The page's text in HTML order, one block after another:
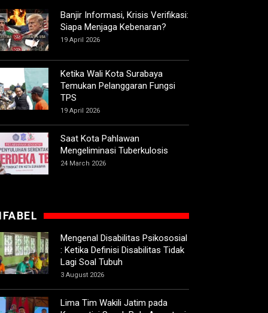
Banjir Informasi, Krisis Verifikasi:
Siapa Menjaga Kebenaran?
19 April 2026
Ketika Wali Kota Surabaya
Temukan Pelanggaran Fungsi
TPS
19 April 2026
Saat Kota Pahlawan
Mengeliminasi Tuberkulosis
24 March 2026
Mengenal Disabilitas Psikososial
: Ketika Definisi Disabilitas Tidak
Lagi Soal Tubuh
3 August 2026
Lima Tim Wakili Jatim pada